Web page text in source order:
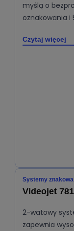
myślą o
oznakowania
Czytaj więcej
Systemy
Videojet
2-watowy
zapewnia